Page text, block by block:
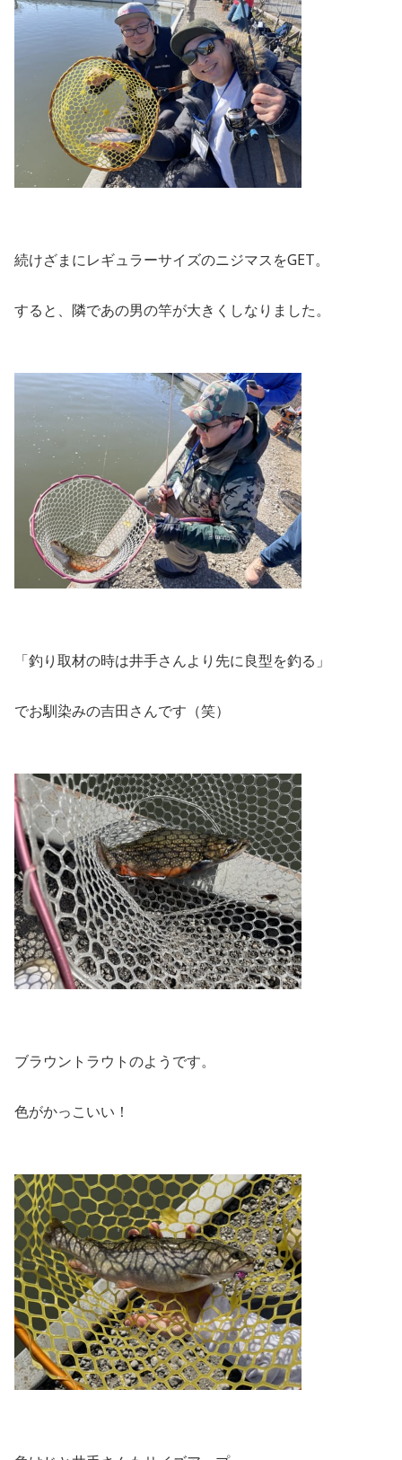
続けざまにレギュラーサイズのニジマスをGET。
すると、隣であの男の竿が大きくしなりました。
「釣り取材の時は井手さんより先に良型を釣る」
でお馴染みの吉田さんです（笑）
ブラウントラウトのようです。
色がかっこいい！